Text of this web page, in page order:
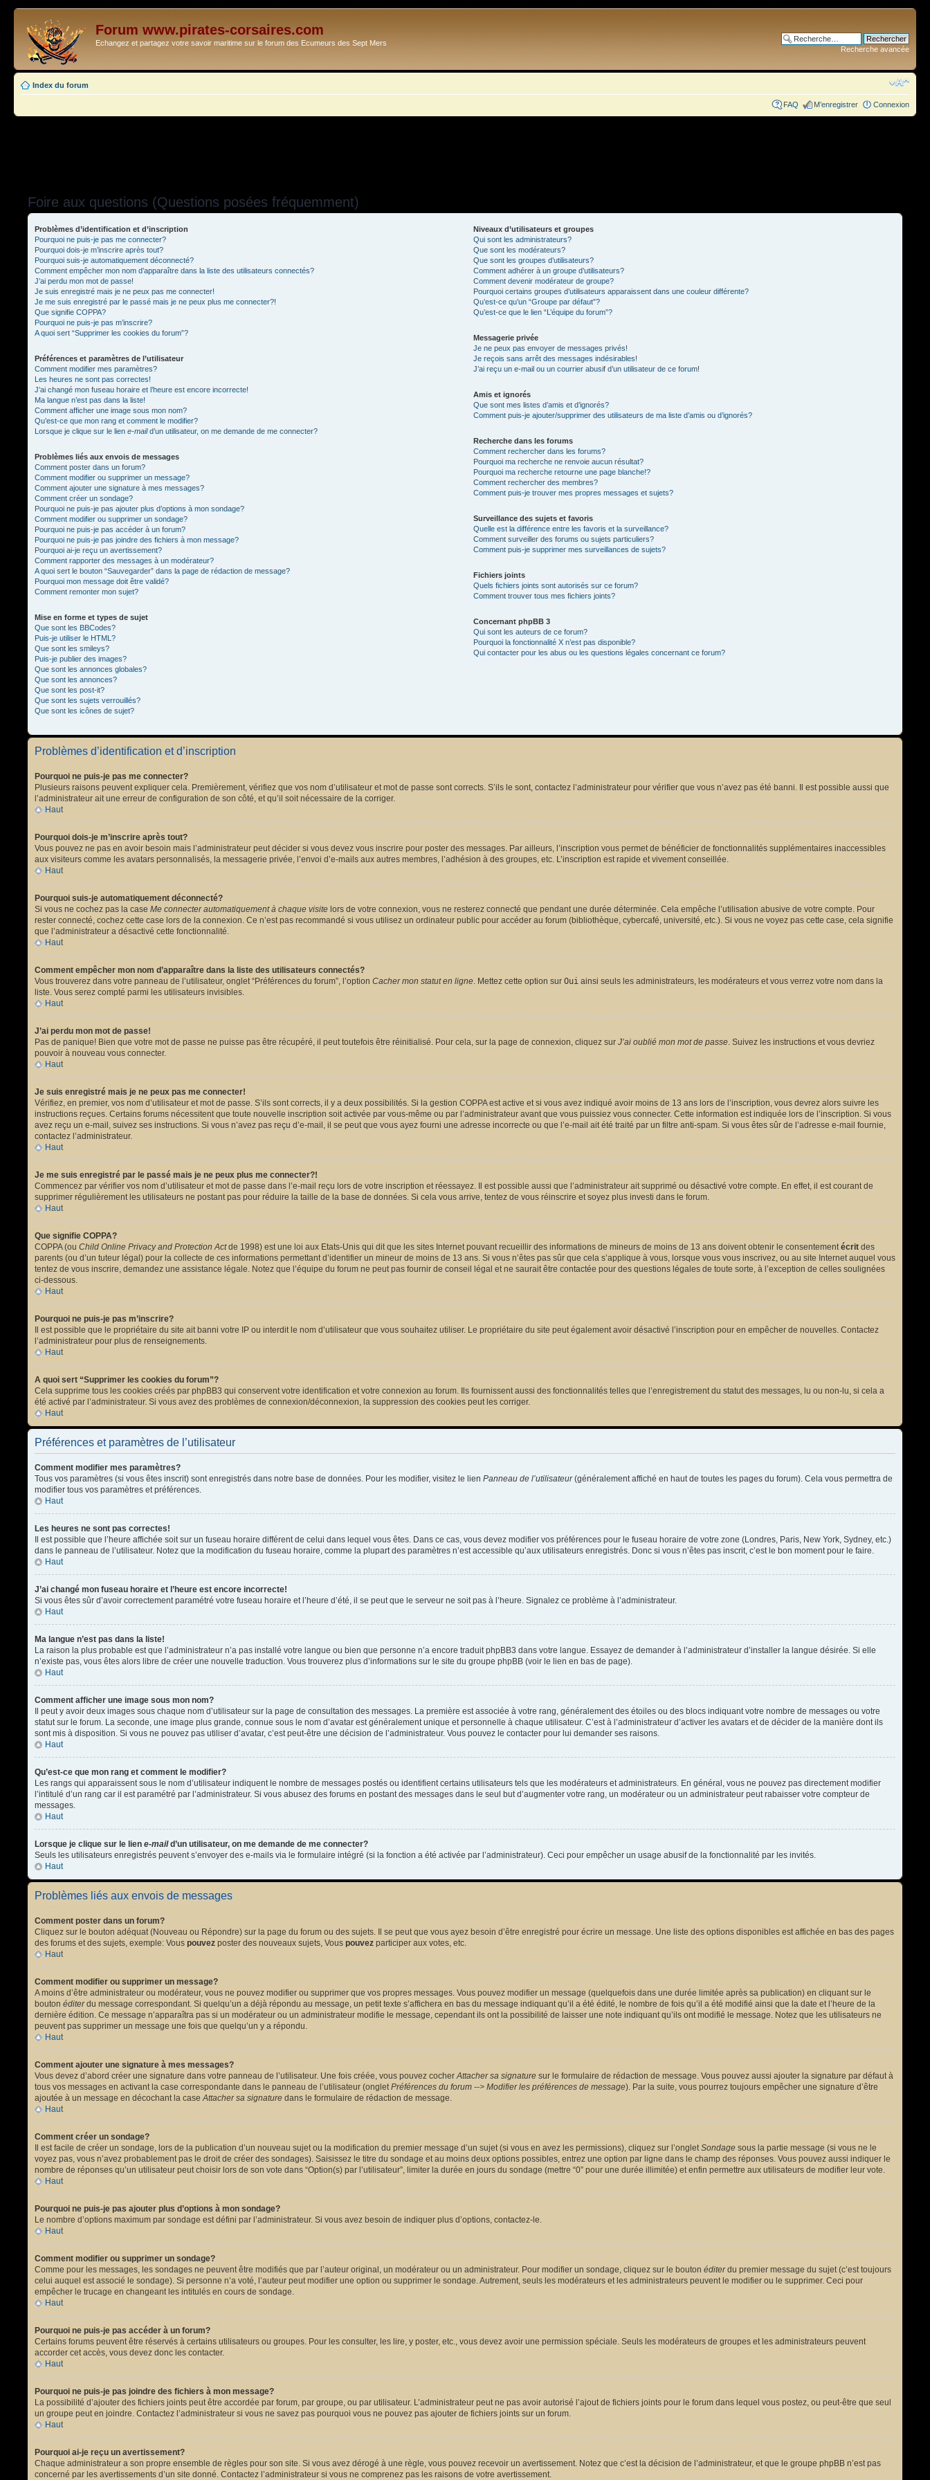
Forum www.pirates-corsaires.com
Echangez et partagez votre savoir maritime sur le forum des Ecumeurs des Sept Mers
Recherche avancée
Index du forum
FAQ M’enregistrer Connexion
Foire aux questions (Questions posées fréquemment)
Problèmes d’identification et d’inscription
Pourquoi ne puis-je pas me connecter?
Pourquoi dois-je m’inscrire après tout?
Pourquoi suis-je automatiquement déconnecté?
Comment empêcher mon nom d’apparaître dans la liste des utilisateurs connectés?
J’ai perdu mon mot de passe!
Je suis enregistré mais je ne peux pas me connecter!
Je me suis enregistré par le passé mais je ne peux plus me connecter?!
Que signifie COPPA?
Pourquoi ne puis-je pas m’inscrire?
A quoi sert “Supprimer les cookies du forum”?
Préférences et paramètres de l’utilisateur
Comment modifier mes paramètres?
Les heures ne sont pas correctes!
J’ai changé mon fuseau horaire et l’heure est encore incorrecte!
Ma langue n’est pas dans la liste!
Comment afficher une image sous mon nom?
Qu’est-ce que mon rang et comment le modifier?
Lorsque je clique sur le lien e-maild’un utilisateur, on me demande de me connecter?
Problèmes liés aux envois de messages
Comment poster dans un forum?
Comment modifier ou supprimer un message?
Comment ajouter une signature à mes messages?
Comment créer un sondage?
Pourquoi ne puis-je pas ajouter plus d’options à mon sondage?
Comment modifier ou supprimer un sondage?
Pourquoi ne puis-je pas accéder à un forum?
Pourquoi ne puis-je pas joindre des fichiers à mon message?
Pourquoi ai-je reçu un avertissement?
Comment rapporter des messages à un modérateur?
A quoi sert le bouton “Sauvegarder” dans la page de rédaction de message?
Pourquoi mon message doit être validé?
Comment remonter mon sujet?
Mise en forme et types de sujet
Que sont les BBCodes?
Puis-je utiliser le HTML?
Que sont les smileys?
Puis-je publier des images?
Que sont les annonces globales?
Que sont les annonces?
Que sont les post-it?
Que sont les sujets verrouillés?
Que sont les icônes de sujet?
Niveaux d’utilisateurs et groupes
Qui sont les administrateurs?
Que sont les modérateurs?
Que sont les groupes d’utilisateurs?
Comment adhérer à un groupe d’utilisateurs?
Comment devenir modérateur de groupe?
Pourquoi certains groupes d’utilisateurs apparaissent dans une couleur différente?
Qu’est-ce qu’un “Groupe par défaut”?
Qu’est-ce que le lien “L’équipe du forum”?
Messagerie privée
Je ne peux pas envoyer de messages privés!
Je reçois sans arrêt des messages indésirables!
J’ai reçu un e-mail ou un courrier abusif d’un utilisateur de ce forum!
Amis et ignorés
Que sont mes listes d’amis et d’ignorés?
Comment puis-je ajouter/supprimer des utilisateurs de ma liste d’amis ou d’ignorés?
Recherche dans les forums
Comment rechercher dans les forums?
Pourquoi ma recherche ne renvoie aucun résultat?
Pourquoi ma recherche retourne une page blanche!?
Comment rechercher des membres?
Comment puis-je trouver mes propres messages et sujets?
Surveillance des sujets et favoris
Quelle est la différence entre les favoris et la surveillance?
Comment surveiller des forums ou sujets particuliers?
Comment puis-je supprimer mes surveillances de sujets?
Fichiers joints
Quels fichiers joints sont autorisés sur ce forum?
Comment trouver tous mes fichiers joints?
Concernant phpBB 3
Qui sont les auteurs de ce forum?
Pourquoi la fonctionnalité X n’est pas disponible?
Qui contacter pour les abus ou les questions légales concernant ce forum?
Problèmes d’identification et d’inscription
Pourquoi ne puis-je pas me connecter?
Plusieurs raisons peuvent expliquer cela. Premièrement, vérifiez que vos nom d’utilisateur et mot de passe sont corrects. S’ils le sont, contactez l’administrateur pour vérifier que vous n’avez pas été banni. Il est possible aussi que
l’administrateur ait une erreur de configuration de son côté, et qu’il soit nécessaire de la corriger.
Haut
Pourquoi dois-je m’inscrire après tout?
Vous pouvez ne pas en avoir besoin mais l’administrateur peut décider si vous devez vous inscrire pour poster des messages. Par ailleurs, l’inscription vous permet de bénéficier de fonctionnalités supplémentaires inaccessibles
aux visiteurs comme les avatars personnalisés, la messagerie privée, l’envoi d’e-mails aux autres membres, l’adhésion à des groupes, etc. L’inscription est rapide et vivement conseillée.
Haut
Pourquoi suis-je automatiquement déconnecté?
Si vous ne cochez pas la case Me connecter automatiquement à chaque visite lors de votre connexion, vous ne resterez connecté que pendant une durée déterminée. Cela empêche l’utilisation abusive de votre compte. Pour
rester connecté, cochez cette case lors de la connexion. Ce n’est pas recommandé si vous utilisez un ordinateur public pour accéder au forum (bibliothèque, cybercafé, université, etc.). Si vous ne voyez pas cette case, cela signifie
que l’administrateur a désactivé cette fonctionnalité.
Haut
Comment empêcher mon nom d’apparaître dans la liste des utilisateurs connectés?
Vous trouverez dans votre panneau de l’utilisateur, onglet “Préférences du forum”, l’option Cacher mon statut en ligne. Mettez cette option sur Oui ainsi seuls les administrateurs, les modérateurs et vous verrez votre nom dans la
liste. Vous serez compté parmi les utilisateurs invisibles.
Haut
J’ai perdu mon mot de passe!
Pas de panique! Bien que votre mot de passe ne puisse pas être récupéré, il peut toutefois être réinitialisé. Pour cela, sur la page de connexion, cliquez sur J’ai oublié mon mot de passe. Suivez les instructions et vous devriez
pouvoir à nouveau vous connecter.
Haut
Je suis enregistré mais je ne peux pas me connecter!
Vérifiez, en premier, vos nom d’utilisateur et mot de passe. S’ils sont corrects, il y a deux possibilités. Si la gestion COPPA est active et si vous avez indiqué avoir moins de 13 ans lors de l’inscription, vous devrez alors suivre les
instructions reçues. Certains forums nécessitent que toute nouvelle inscription soit activée par vous-même ou par l’administrateur avant que vous puissiez vous connecter. Cette information est indiquée lors de l’inscription. Si vous
avez reçu un e-mail, suivez ses instructions. Si vous n’avez pas reçu d’e-mail, il se peut que vous ayez fourni une adresse incorrecte ou que l’e-mail ait été traité par un filtre anti-spam. Si vous êtes sûr de l’adresse e-mail fournie,
contactez l’administrateur.
Haut
Je me suis enregistré par le passé mais je ne peux plus me connecter?!
Commencez par vérifier vos nom d’utilisateur et mot de passe dans l’e-mail reçu lors de votre inscription et réessayez. Il est possible aussi que l’administrateur ait supprimé ou désactivé votre compte. En effet, il est courant de
supprimer régulièrement les utilisateurs ne postant pas pour réduire la taille de la base de données. Si cela vous arrive, tentez de vous réinscrire et soyez plus investi dans le forum.
Haut
Que signifie COPPA?
COPPA (ou Child Online Privacy and Protection Actde 1998) est une loi aux Etats-Unis qui dit que les sites Internet pouvant recueillir des informations de mineurs de moins de 13 ans doivent obtenir le consentementécrit des
parents (ou d’un tuteur légal) pour la collecte de ces informations permettant d’identifier un mineur de moins de 13 ans. Si vous n’êtes pas sûr que cela s’applique à vous, lorsque vous vous inscrivez, ou au site Internet auquel vous
tentez de vous inscrire, demandez une assistance légale. Notez que l’équipe du forum ne peut pas fournir de conseil légal et ne saurait être contactée pour des questions légales de toute sorte, à l’exception de celles soulignées
ci-dessous.
Haut
Pourquoi ne puis-je pas m’inscrire?
Il est possible que le propriétaire du site ait banni votre IP ou interdit le nom d’utilisateur que vous souhaitez utiliser. Le propriétaire du site peut également avoir désactivé l’inscription pour en empêcher de nouvelles. Contactez
l’administrateur pour plus de renseignements.
Haut
A quoi sert “Supprimer les cookies du forum”?
Cela supprime tous les cookies créés par phpBB3 qui conservent votre identification et votre connexion au forum. Ils fournissent aussi des fonctionnalités telles que l’enregistrement du statut des messages, lu ou non-lu, si cela a
été activé par l’administrateur. Si vous avez des problèmes de connexion/déconnexion, la suppression des cookies peut les corriger.
Haut
Préférences et paramètres de l’utilisateur
Comment modifier mes paramètres?
Tous vos paramètres (si vous êtes inscrit) sont enregistrés dans notre base de données. Pour les modifier, visitez le lien Panneau de l’utilisateur(généralement affiché en haut de toutes les pages du forum). Cela vous permettra de
modifier tous vos paramètres et préférences.
Haut
Les heures ne sont pas correctes!
Il est possible que l’heure affichée soit sur un fuseau horaire différent de celui dans lequel vous êtes. Dans ce cas, vous devez modifier vos préférences pour le fuseau horaire de votre zone (Londres, Paris, New York, Sydney, etc.)
dans le panneau de l’utilisateur. Notez que la modification du fuseau horaire, comme la plupart des paramètres n’est accessible qu’aux utilisateurs enregistrés. Donc si vous n’êtes pas inscrit, c’est le bon moment pour le faire.
Haut
J’ai changé mon fuseau horaire et l’heure est encore incorrecte!
Si vous êtes sûr d’avoir correctement paramétré votre fuseau horaire et l’heure d’été, il se peut que le serveur ne soit pas à l’heure. Signalez ce problème à l’administrateur.
Haut
Ma langue n’est pas dans la liste!
La raison la plus probable est que l’administrateur n’a pas installé votre langue ou bien que personne n’a encore traduit phpBB3 dans votre langue. Essayez de demander à l’administrateur d’installer la langue désirée. Si elle
n’existe pas, vous êtes alors libre de créer une nouvelle traduction. Vous trouverez plus d’informations sur le site du groupe phpBB (voir le lien en bas de page).
Haut
Comment afficher une image sous mon nom?
Il peut y avoir deux images sous chaque nom d’utilisateur sur la page de consultation des messages. La première est associée à votre rang, généralement des étoiles ou des blocs indiquant votre nombre de messages ou votre
statut sur le forum. La seconde, une image plus grande, connue sous le nom d’avatar est généralement unique et personnelle à chaque utilisateur. C’est à l’administrateur d’activer les avatars et de décider de la manière dont ils
sont mis à disposition. Si vous ne pouvez pas utiliser d’avatar, c’est peut-être une décision de l’administrateur. Vous pouvez le contacter pour lui demander ses raisons.
Haut
Qu’est-ce que mon rang et comment le modifier?
Les rangs qui apparaissent sous le nom d’utilisateur indiquent le nombre de messages postés ou identifient certains utilisateurs tels que les modérateurs et administrateurs. En général, vous ne pouvez pas directement modifier
l’intitulé d’un rang car il est paramétré par l’administrateur. Si vous abusez des forums en postant des messages dans le seul but d’augmenter votre rang, un modérateur ou un administrateur peut rabaisser votre compteur de
messages.
Haut
Lorsque je clique sur le lien e-maild’un utilisateur, on me demande de me connecter?
Seuls les utilisateurs enregistrés peuvent s’envoyer des e-mails via le formulaire intégré (si la fonction a été activée par l’administrateur). Ceci pour empêcher un usage abusif de la fonctionnalité par les invités.
Haut
Problèmes liés aux envois de messages
Comment poster dans un forum?
Cliquez sur le bouton adéquat (Nouveau ou Répondre) sur la page du forum ou des sujets. Il se peut que vous ayez besoin d’être enregistré pour écrire un message. Une liste des options disponibles est affichée en bas des pages
des forums et des sujets, exemple: Vous pouvez poster des nouveaux sujets, Vous pouvez participer aux votes, etc.
Haut
Comment modifier ou supprimer un message?
A moins d’être administrateur ou modérateur, vous ne pouvez modifier ou supprimer que vos propres messages. Vous pouvez modifier un message (quelquefois dans une durée limitée après sa publication) en cliquant sur le
bouton éditerdu message correspondant. Si quelqu’un a déjà répondu au message, un petit texte s’affichera en bas du message indiquant qu’il a été édité, le nombre de fois qu’il a été modifié ainsi que la date et l’heure de la
dernière édition. Ce message n’apparaîtra pas si un modérateur ou un administrateur modifie le message, cependant ils ont la possibilité de laisser une note indiquant qu’ils ont modifié le message. Notez que les utilisateurs ne
peuvent pas supprimer un message une fois que quelqu’un y a répondu.
Haut
Comment ajouter une signature à mes messages?
Vous devez d’abord créer une signature dans votre panneau de l’utilisateur. Une fois créée, vous pouvez cocherAttacher sa signature sur le formulaire de rédaction de message. Vous pouvez aussi ajouter la signature par défaut à
tous vos messages en activant la case correspondante dans le panneau de l’utilisateur (ongletPréférences du forum --> Modifier les préférences de message). Par la suite, vous pourrez toujours empêcher une signature d’être
ajoutée à un message en décochant la caseAttacher sa signature dans le formulaire de rédaction de message.
Haut
Comment créer un sondage?
Il est facile de créer un sondage, lors de la publication d’un nouveau sujet ou la modification du premier message d’un sujet (si vous en avez les permissions), cliquez sur l’ongletSondage sous la partie message (si vous ne le
voyez pas, vous n’avez probablement pas le droit de créer des sondages). Saisissez le titre du sondage et au moins deux options possibles, entrez une option par ligne dans le champ des réponses. Vous pouvez aussi indiquer le
nombre de réponses qu’un utilisateur peut choisir lors de son vote dans “Option(s) par l’utilisateur”, limiter la durée en jours du sondage (mettre “0” pour une durée illimitée) et enfin permettre aux utilisateurs de modifier leur vote.
Haut
Pourquoi ne puis-je pas ajouter plus d’options à mon sondage?
Le nombre d’options maximum par sondage est défini par l’administrateur. Si vous avez besoin de indiquer plus d’options, contactez-le.
Haut
Comment modifier ou supprimer un sondage?
Comme pour les messages, les sondages ne peuvent être modifiés que par l’auteur original, un modérateur ou un administrateur. Pour modifier un sondage, cliquez sur le bouton éditerdu premier message du sujet (c’est toujours
celui auquel est associé le sondage). Si personne n’a voté, l’auteur peut modifier une option ou supprimer le sondage. Autrement, seuls les modérateurs et les administrateurs peuvent le modifier ou le supprimer. Ceci pour
empêcher le trucage en changeant les intitulés en cours de sondage.
Haut
Pourquoi ne puis-je pas accéder à un forum?
Certains forums peuvent être réservés à certains utilisateurs ou groupes. Pour les consulter, les lire, y poster, etc., vous devez avoir une permission spéciale. Seuls les modérateurs de groupes et les administrateurs peuvent
accorder cet accès, vous devez donc les contacter.
Haut
Pourquoi ne puis-je pas joindre des fichiers à mon message?
La possibilité d’ajouter des fichiers joints peut être accordée par forum, par groupe, ou par utilisateur. L’administrateur peut ne pas avoir autorisé l’ajout de fichiers joints pour le forum dans lequel vous postez, ou peut-être que seul
un groupe peut en joindre. Contactez l’administrateur si vous ne savez pas pourquoi vous ne pouvez pas ajouter de fichiers joints sur un forum.
Haut
Pourquoi ai-je reçu un avertissement?
Chaque administrateur a son propre ensemble de règles pour son site. Si vous avez dérogé à une règle, vous pouvez recevoir un avertissement. Notez que c’est la décision de l’administrateur, et que le groupe phpBB n’est pas
concerné par les avertissements d’un site donné. Contactez l’administrateur si vous ne comprenez pas les raisons de votre avertissement.